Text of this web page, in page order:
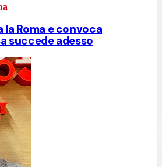
la Roma e convoca
succede adesso